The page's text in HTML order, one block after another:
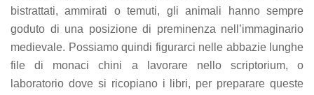
bistrattati, ammirati o temuti, gli animali hanno sempre
goduto di una posizione di preminenza nell’immaginario
medievale. Possiamo quindi figurarci nelle abbazie lunghe
file di monaci chini a lavorare nello scriptorium, o
laboratorio dove si ricopiano i libri, per preparare queste